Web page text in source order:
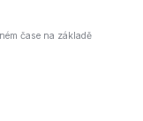
čase na základě